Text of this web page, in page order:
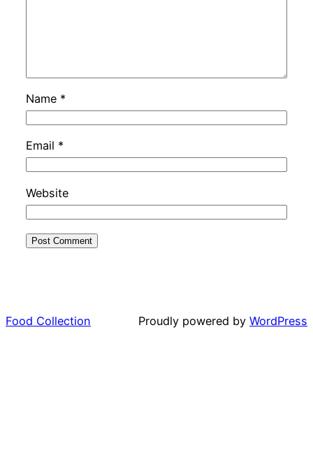
Name *
Email *
Website
Food Collection Proudly powered by WordPress